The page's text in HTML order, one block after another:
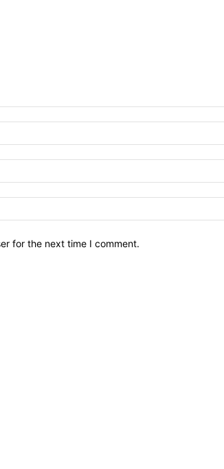
for the next time I comment.